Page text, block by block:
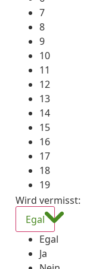
7
8
9
10
11
12
13
14
15
16
17
18
19
Wird vermisst:
Egal
Egal
Ja